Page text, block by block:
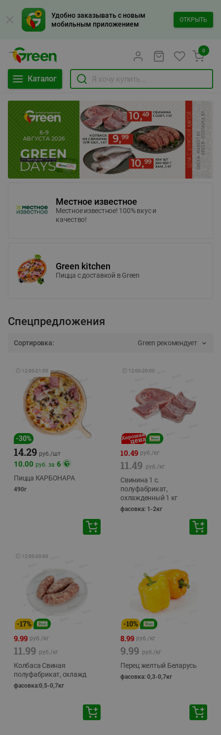
Удобно заказывать с новым
мобильным приложением
ОТКРЫТЬ
Каталог
0
Местное известное
Местное известное! 100% вкус и
качество!
Green kitchen
Пицца c доставкой в Green
Спецпредложения
Сортировка: Green рекомендует
🕘 12:00-21:00
-30%
14.29 руб./шт
10.00 руб. за 6
Пицца КАРБОНАРА
490г
🕘 12:00-20:00
10.49 руб./кг
11.49 руб./кг
Свинина 1 с.
полуфабрикат,
охлажденный 1 кг
фасовка: 1-2кг
🕘 12:00-20:00
-17%
9.99 руб./кг
11.99 руб./кг
Колбаса Свиная
полуфабрикат, охлажд
фасовка:0,5-0,7кг
-10%
8.99 руб./кг
9.99 руб./кг
Перец желтый Беларусь
фасовка: 0,3-0,7кг